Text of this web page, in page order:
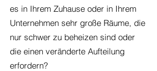
es in Ihrem Zuhause oder in Ihrem
Unternehmen sehr große Räume, die
nur schwer zu beheizen sind oder
die einen veränderte Aufteilung
erfordern?